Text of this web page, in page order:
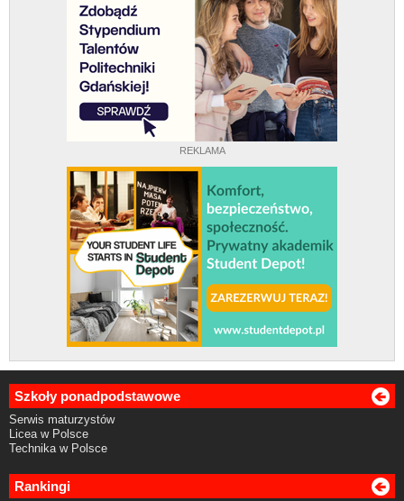
REKLAMA
Szkoły ponadpodstawowe
Serwis maturzystów
Licea w Polsce
Technika w Polsce
Rankingi